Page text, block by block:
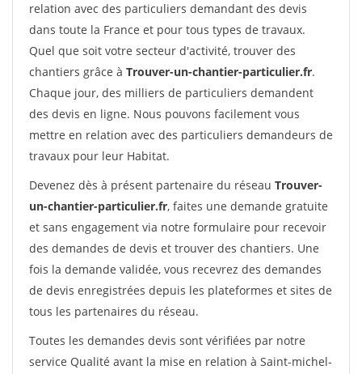
relation avec des particuliers demandant des devis
dans toute la France et pour tous types de travaux.
Quel que soit votre secteur d'activité, trouver des
chantiers grâce à Trouver-un-chantier-particulier.fr.
Chaque jour, des milliers de particuliers demandent
des devis en ligne. Nous pouvons facilement vous
mettre en relation avec des particuliers demandeurs de
travaux pour leur Habitat.
Devenez dès à présent partenaire du réseau Trouver-
un-chantier-particulier.fr, faites une demande gratuite
et sans engagement via notre formulaire pour recevoir
des demandes de devis et trouver des chantiers. Une
fois la demande validée, vous recevrez des demandes
de devis enregistrées depuis les plateformes et sites de
tous les partenaires du réseau.
Toutes les demandes devis sont vérifiées par notre
service Qualité avant la mise en relation à Saint-michel-